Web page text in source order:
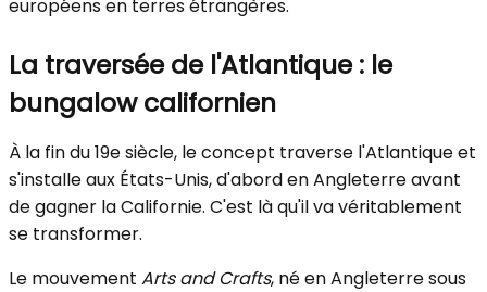
européens en terres étrangères.
La traversée de l'Atlantique : le
bungalow californien
À la fin du 19e siècle, le concept traverse l'Atlantique et
s'installe aux États-Unis, d'abord en Angleterre avant
de gagner la Californie. C'est là qu'il va véritablement
se transformer.
Le mouvement Arts and Crafts, né en Angleterre sous